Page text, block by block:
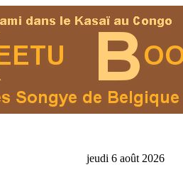
jeudi 6 août 2026